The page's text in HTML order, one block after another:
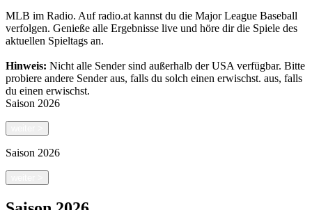
MLB im Radio. Auf radio.at kannst du die Major League Baseball
verfolgen. Genieße alle Ergebnisse live und höre dir die Spiele des
aktuellen Spieltags an.
Hinweis: Nicht alle Sender sind außerhalb der USA verfügbar. Bitte
probiere andere Sender aus, falls du solch einen erwischst. aus, falls
du einen erwischst.
Saison 2026
Saison 2026